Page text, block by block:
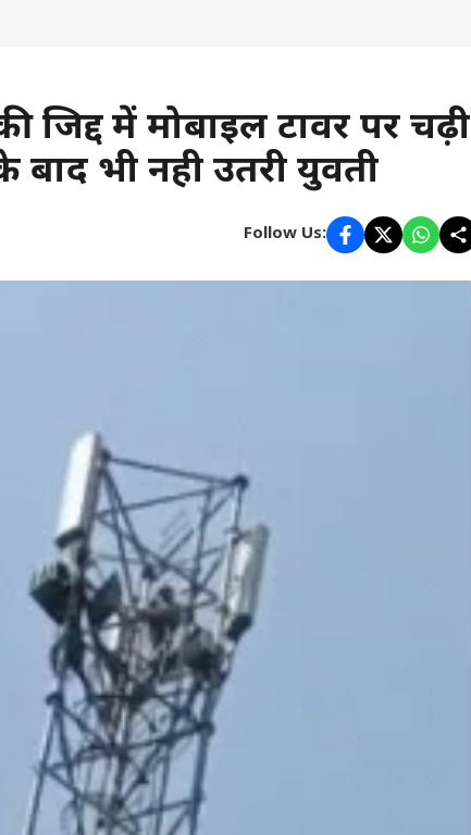
जिद्द में मोबाइल टावर पर चढ़ी
भी नही उतरी युवती
Follow Us: